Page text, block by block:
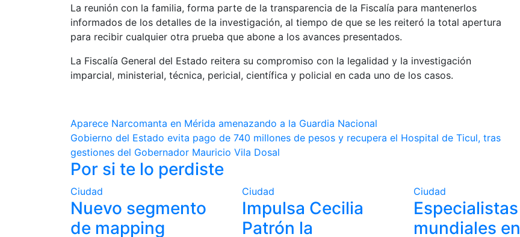
La reunión con la familia, forma parte de la transparencia de la Fiscalía para mantenerlos
informados de los detalles de la investigación, al tiempo de que se les reiteró la total apertura
para recibir cualquier otra prueba que abone a los avances presentados.
La Fiscalía General del Estado reitera su compromiso con la legalidad y la investigación
imparcial, ministerial, técnica, pericial, científica y policial en cada uno de los casos.
Navegación
de
entradas
Aparece Narcomanta en Mérida amenazando a la Guardia Nacional
Gobierno del Estado evita pago de 740 millones de pesos y recupera el Hospital de Ticul, tras
gestiones del Gobernador Mauricio Vila Dosal
Por si te lo perdiste
Ciudad
Nuevo segmento
de mapping
Ciudad
Impulsa Cecilia
Patrón la
Ciudad
Especialistas
mundiales en